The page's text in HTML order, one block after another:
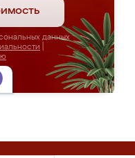
данных